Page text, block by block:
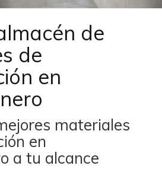
de
de
en
materiales
en
a tu alcance